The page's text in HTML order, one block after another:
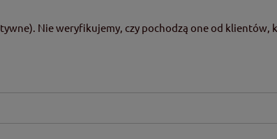
Nie weryfikujemy, czy pochodzą one od